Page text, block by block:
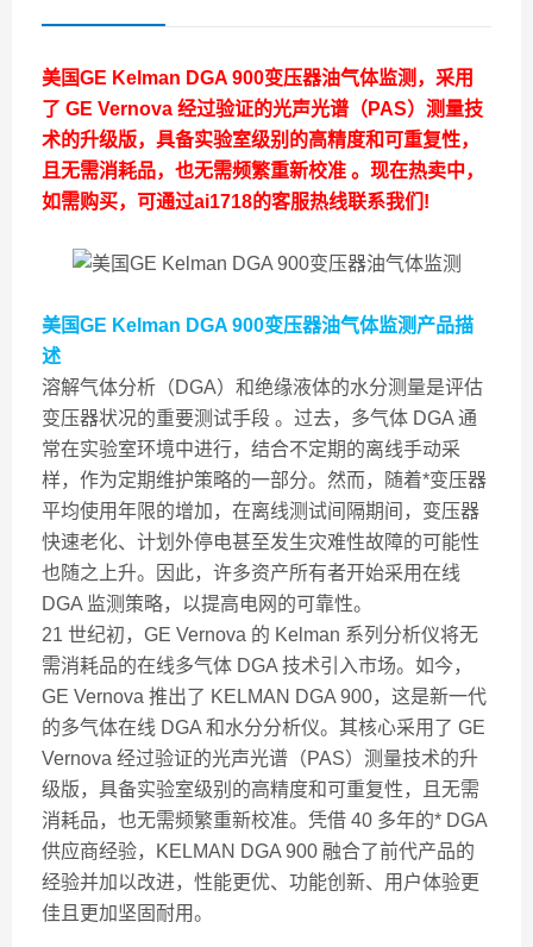
美国GE Kelman DGA 900变压器油气体监测 ，采用
了 GE Vernova 经过验证的光声光谱（PAS）测量技
术的升级版，具备实验室级别的高精度和可重复性，
且无需消耗品，也无需频繁重新校准 。现在热卖中，
如需购买，可通过ai1718的客服热线联系我们!
美国GE Kelman DGA 900变压器油气体监测产品描
述
溶解气体分析（DGA）和绝缘液体的水分测量是评估
变压器状况的重要测试手段 。过去，多气体 DGA 通
常在实验室环境中进行，结合不定期的离线手动采
样，作为定期维护策略的一部分。然而，随着*变压器
平均使用年限的增加，在离线测试间隔期间，变压器
快速老化、计划外停电甚至发生灾难性故障的可能性
也随之上升。因此，许多资产所有者开始采用在线
DGA 监测策略，以提高电网的可靠性。
21 世纪初，GE Vernova 的 Kelman 系列分析仪将无
需消耗品的在线多气体 DGA 技术引入市场。如今，
GE Vernova 推出了 KELMAN DGA 900，这是新一代
的多气体在线 DGA 和水分分析仪。其核心采用了 GE
Vernova 经过验证的光声光谱（PAS）测量技术的升
级版，具备实验室级别的高精度和可重复性，且无需
消耗品，也无需频繁重新校准。凭借 40 多年的* DGA
供应商经验，KELMAN DGA 900 融合了前代产品的
经验并加以改进，性能更优、功能创新、用户体验更
佳且更加坚固耐用。